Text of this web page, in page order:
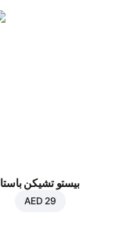
بيستو تشيكن باستا
AED 29